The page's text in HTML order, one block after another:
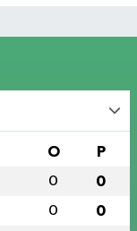
O P
0 0
0 0